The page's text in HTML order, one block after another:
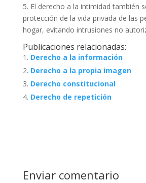
5. El derecho a la intimidad también
protección de la vida privada de las
hogar, evitando intrusiones no
Publicaciones relacionadas:
Derecho a la información
Derecho a la propia imagen
Derecho constitucional
Derecho de repetición
Enviar comentario